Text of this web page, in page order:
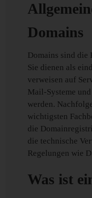
Domains
Domains sind die
Sie dienen als
verweisen auf
Mail-Systeme
werden.
wichtigsten
die
die technische
Regelungen wie
Was ist